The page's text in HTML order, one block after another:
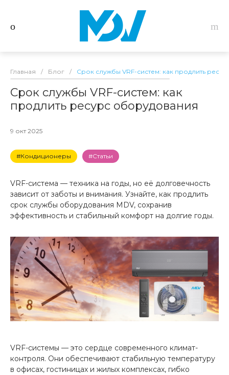
Главная / Блог / Срок службы VRF-систем: как продлить
Срок службы VRF-систем: как
продлить ресурс оборудования
9 окт 2025
#Кондиционеры #Статьи
VRF-система — техника на годы, но её долговечность
зависит от заботы и внимания. Узнайте, как продлить
срок службы оборудования MDV, сохранив
эффективность и стабильный комфорт на долгие годы.
VRF-системы — это сердце современного климат-
контроля. Они обеспечивают стабильную температуру
в офисах, гостиницах и жилых комплексах, гибко